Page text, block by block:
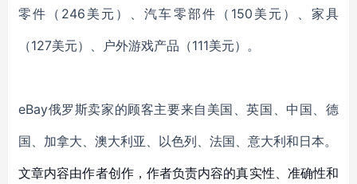
零件（246美元）、汽车零部件（150美元）、家具
（127美元）、户外游戏产品（111美元）。
eBay俄罗斯卖家的顾客主要来自美国、英国、中国、德
国、加拿大、澳大利亚、以色列、法国、意大利和日本。
文章内容由作者创作，作者负责内容的真实性、准确性和